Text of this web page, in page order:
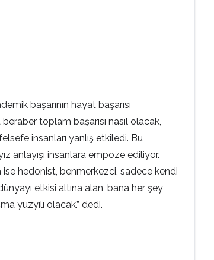
başarının hayat başarısı
toplam başarısı nasıl olacak,
insanları yanlış etkiledi. Bu
anlayışı insanlara empoze ediliyor.
ise hedonist, benmerkezci, sadece kendi
etkisi altına alan, bana her şey
yüzyılı olacak.” dedi.